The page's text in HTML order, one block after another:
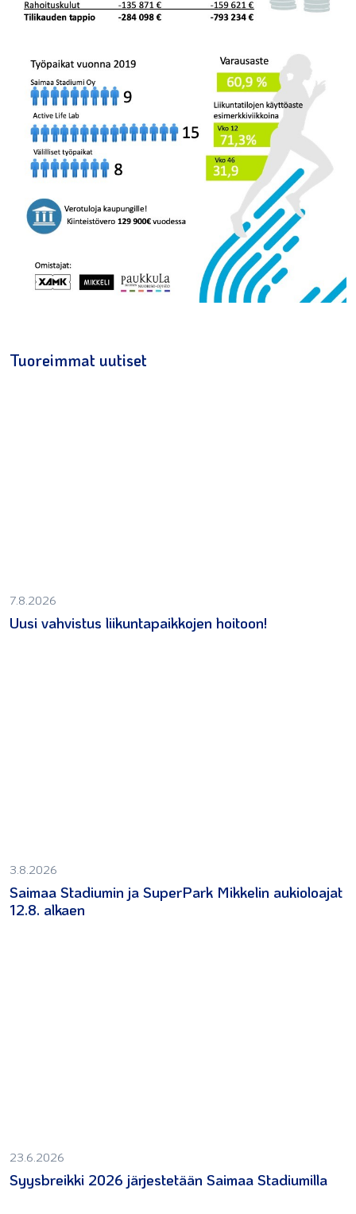
Tuoreimmat uutiset
7.8.2026
Uusi vahvistus liikuntapaikkojen hoitoon!
3.8.2026
Saimaa Stadiumin ja SuperPark Mikkelin aukioloajat
12.8. alkaen
23.6.2026
Syysbreikki 2026 järjestetään Saimaa Stadiumilla